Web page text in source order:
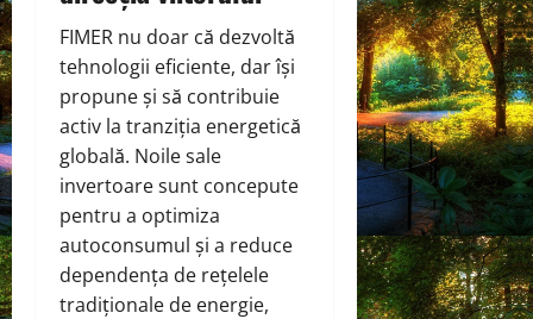
FIMER nu doar că dezvoltă
tehnologii eficiente, dar își
propune și să contribuie
activ la tranziția energetică
globală. Noile sale
invertoare sunt concepute
pentru a optimiza
autoconsumul și a reduce
dependența de rețelele
tradiționale de energie,